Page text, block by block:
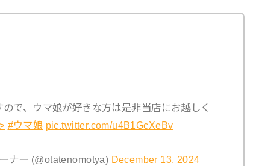
で、ウマ娘が好きな方は是非当店にお越しく
#ウマ娘 pic.twitter.com/u4B1GcXeBv
ナー (@otatenomotya) December 13, 2024